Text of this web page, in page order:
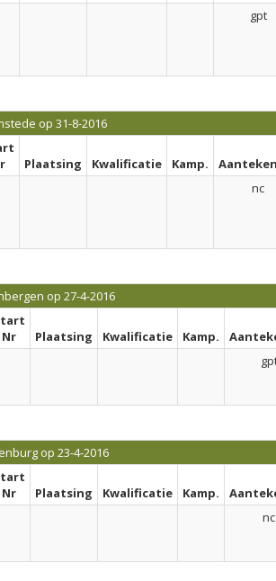
gpt
op 31-8-2016
Plaatsing Kwalificatie Kamp.
nc
op 27-4-2016
Nr
Plaatsing Kwalificatie Kamp.
op 23-4-2016
Nr
Plaatsing Kwalificatie Kamp.
nc